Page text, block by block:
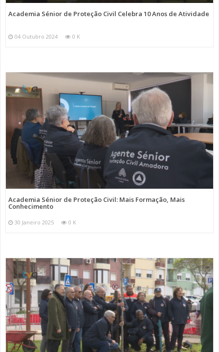
Academia Sénior de Proteção Civil Celebra 10 Anos de Atividade
04 Outubro 2024 0 K
Academia Sénior de Proteção Civil: Mais Formação, Mais
Conhecimento
30 Janeiro 2025 0 K